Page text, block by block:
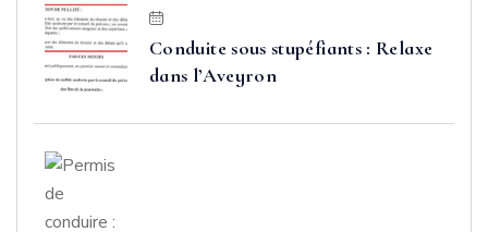
Conduite sous stupéfiants : Relaxe
dans l’Aveyron